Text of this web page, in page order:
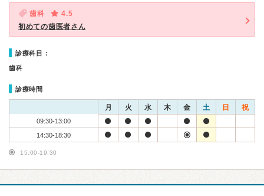
歯科
4.5
初めての歯医者さん
診療科目：
歯科
診療時間
月 火 水 木 金 土 日 祝
09:30-13:00
14:30-18:30
15:00-19:30